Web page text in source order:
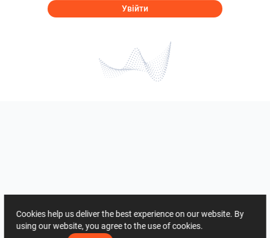
Увійти
Cookies help us deliver the best experience on our website. By
using our website, you agree to the use of cookies.